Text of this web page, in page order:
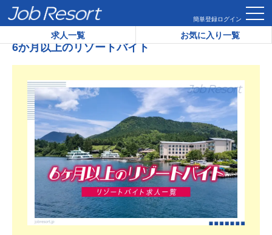
簡単登録ログイン
求人一覧 お気に入り一覧
HOME 6か月以上のリゾートバイト
6か月以上のリゾートバイト